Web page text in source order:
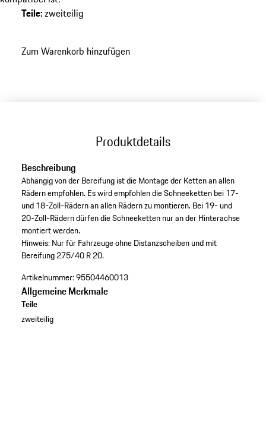
Teile:zweiteilig
Zum Warenkorb hinzufügen
Produktdetails
Beschreibung
Abhängig von der Bereifung ist die Montage der Ketten an allen
Rädern empfohlen. Es wird empfohlen die Schneeketten bei 17-
und 18-Zoll-Rädern an allen Rädern zu montieren. Bei 19- und
20-Zoll-Rädern dürfen die Schneeketten nur an der Hinterachse
montiert werden.
Hinweis: Nur für Fahrzeuge ohne Distanzscheiben und mit
Bereifung 275/40 R 20.
Artikelnummer:95504460013
Allgemeine Merkmale
Teile
zweiteilig